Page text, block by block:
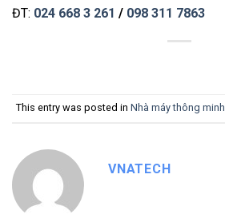
ĐT: 024 668 3 261 / 098 311 7863
This entry was posted in Nhà máy thông minh
VNATECH